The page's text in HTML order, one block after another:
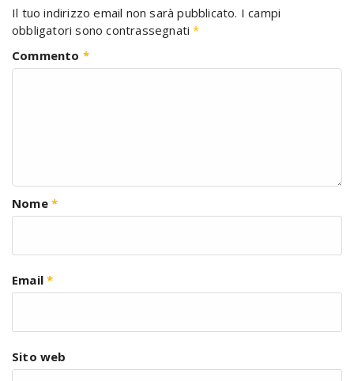
Il tuo indirizzo email non sarà pubblicato. I campi
obbligatori sono contrassegnati*
Commento *
Nome *
Email*
Sito web